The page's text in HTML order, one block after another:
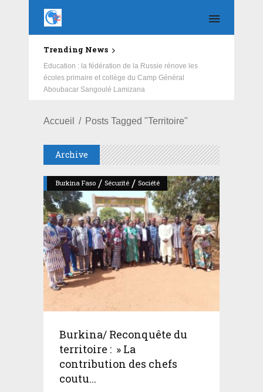
Trending News
Education : la fédération de la Russie rénove les
écoles primaire et collège du Camp Général
Aboubacar Sangoulé Lamizana
Accueil Posts Tagged "Territoire"
Archive
Burkina Faso / Sécurité / Société
Burkina/ Reconquête du
territoire : » La
contribution des chefs
coutu...